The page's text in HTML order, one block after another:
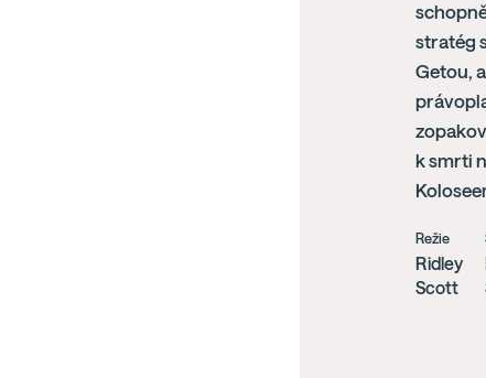
stratég
Getou,
k smrti
Režie
Ridley
Scott